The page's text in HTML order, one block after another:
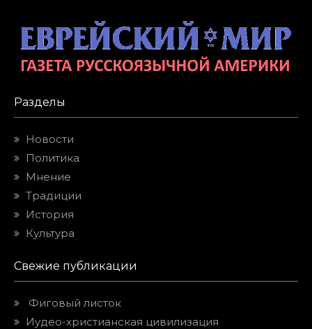
Разделы
Новости
Политика
Мнение
Традиции
История
Культура
Свежие публикации
Фиговый листок
Иудео-христианская цивилизация